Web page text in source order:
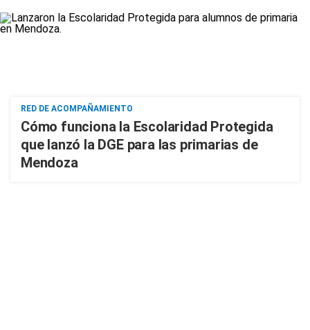
RED DE ACOMPAÑAMIENTO
Cómo funciona la Escolaridad Protegida
que lanzó la DGE para las primarias de
Mendoza